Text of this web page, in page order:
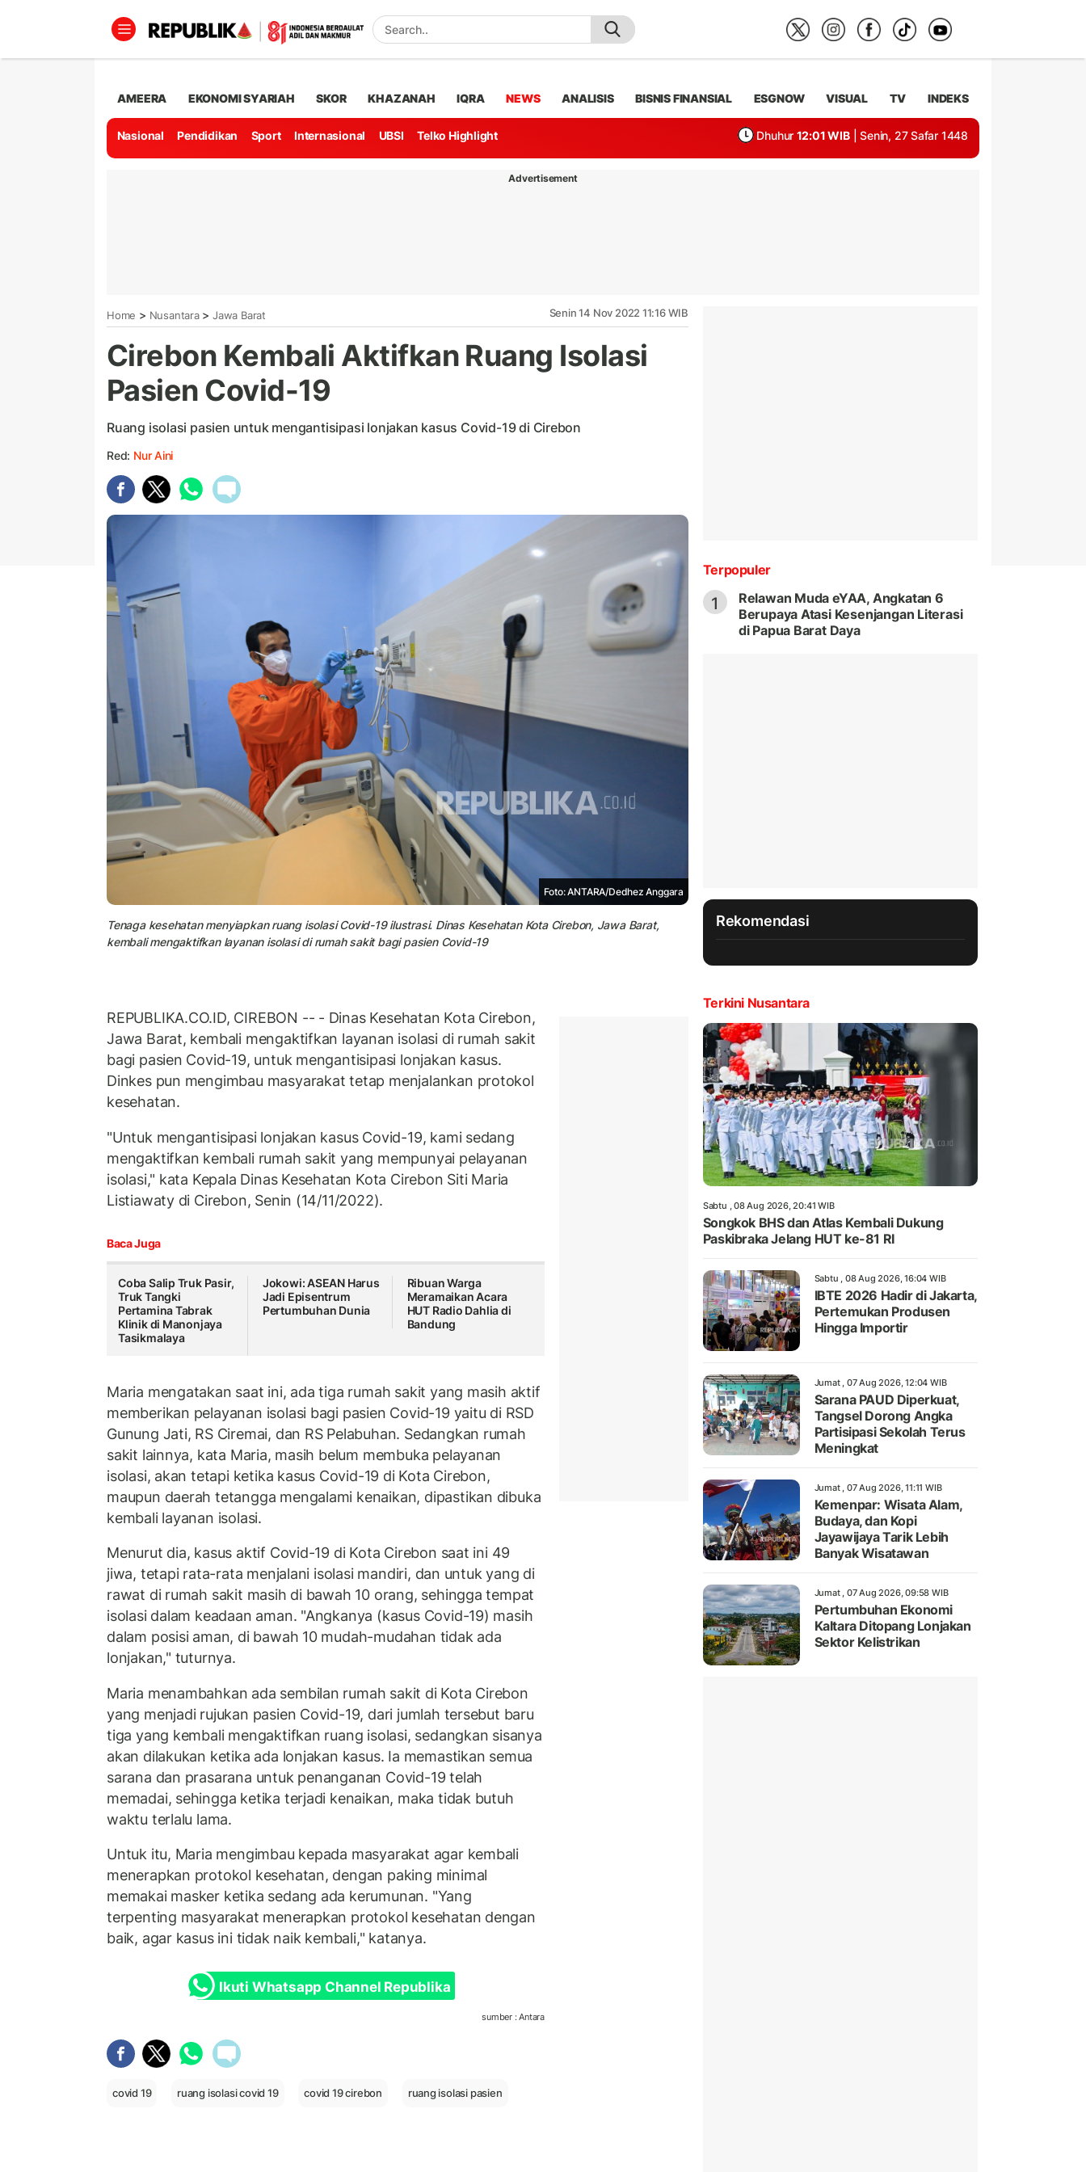
AMEERA EKONOMI SYARIAH SKOR KHAZANAH IQRA NEWS ANALISIS BISNIS FINANSIAL ESGNOW VISUAL TV INDEKS
Nasional Pendidikan Sport Internasional UBSI Telko Highlight Dhuhur 12:01 WIB | Senin, 27 Safar 1448
Advertisement
Home > Nusantara> Jawa Barat Senin 14 Nov 2022 11:16 WIB
Cirebon Kembali Aktifkan Ruang Isolasi
Pasien Covid-19
Ruang isolasi pasien untuk mengantisipasi lonjakan kasus Covid-19 di Cirebon
Red: Nur Aini
Foto: ANTARA/Dedhez Anggara
Tenaga kesehatan menyiapkan ruang isolasi Covid-19 ilustrasi. Dinas Kesehatan Kota Cirebon, Jawa Barat,
kembali mengaktifkan layanan isolasi di rumah sakit bagi pasien Covid-19
REPUBLIKA.CO.ID, CIREBON -- - Dinas Kesehatan Kota Cirebon,
Jawa Barat, kembali mengaktifkan layanan isolasi di rumah sakit
bagi pasien Covid-19, untuk mengantisipasi lonjakan kasus.
Dinkes pun mengimbau masyarakat tetap menjalankan protokol
kesehatan.
"Untuk mengantisipasi lonjakan kasus Covid-19, kami sedang
mengaktifkan kembali rumah sakit yang mempunyai pelayanan
isolasi," kata Kepala Dinas Kesehatan Kota Cirebon Siti Maria
Listiawaty di Cirebon, Senin (14/11/2022).
Baca Juga
Coba Salip Truk Pasir,
Truk Tangki
Pertamina Tabrak
Klinik di Manonjaya
Tasikmalaya
Jokowi: ASEAN Harus
Jadi Episentrum
Pertumbuhan Dunia
Ribuan Warga
Meramaikan Acara
HUT Radio Dahlia di
Bandung
Maria mengatakan saat ini, ada tiga rumah sakit yang masih aktif
memberikan pelayanan isolasi bagi pasien Covid-19 yaitu di RSD
Gunung Jati, RS Ciremai, dan RS Pelabuhan. Sedangkan rumah
sakit lainnya, kata Maria, masih belum membuka pelayanan
isolasi, akan tetapi ketika kasus Covid-19 di Kota Cirebon,
maupun daerah tetangga mengalami kenaikan, dipastikan dibuka
kembali layanan isolasi.
Menurut dia, kasus aktif Covid-19 di Kota Cirebon saat ini 49
jiwa, tetapi rata-rata menjalani isolasi mandiri, dan untuk yang di
rawat di rumah sakit masih di bawah 10 orang, sehingga tempat
isolasi dalam keadaan aman. "Angkanya (kasus Covid-19) masih
dalam posisi aman, di bawah 10 mudah-mudahan tidak ada
lonjakan," tuturnya.
Maria menambahkan ada sembilan rumah sakit di Kota Cirebon
yang menjadi rujukan pasien Covid-19, dari jumlah tersebut baru
tiga yang kembali mengaktifkan ruang isolasi, sedangkan sisanya
akan dilakukan ketika ada lonjakan kasus. Ia memastikan semua
sarana dan prasarana untuk penanganan Covid-19 telah
memadai, sehingga ketika terjadi kenaikan, maka tidak butuh
waktu terlalu lama.
Untuk itu, Maria mengimbau kepada masyarakat agar kembali
menerapkan protokol kesehatan, dengan paking minimal
memakai masker ketika sedang ada kerumunan. "Yang
terpenting masyarakat menerapkan protokol kesehatan dengan
baik, agar kasus ini tidak naik kembali," katanya.
Ikuti Whatsapp Channel Republika
sumber : Antara
covid 19 ruang isolasi covid 19 covid 19 cirebon ruang isolasi pasien
Terpopuler
1
Relawan Muda eYAA, Angkatan 6
Berupaya Atasi Kesenjangan Literasi
di Papua Barat Daya
Rekomendasi
Terkini Nusantara
Sabtu , 08 Aug 2026, 20:41 WIB
Songkok BHS dan Atlas Kembali Dukung
Paskibraka Jelang HUT ke-81 RI
Sabtu , 08 Aug 2026, 16:04 WIB
IBTE 2026 Hadir di Jakarta,
Pertemukan Produsen
Hingga Importir
Jumat , 07 Aug 2026, 12:04 WIB
Sarana PAUD Diperkuat,
Tangsel Dorong Angka
Partisipasi Sekolah Terus
Meningkat
Jumat , 07 Aug 2026, 11:11 WIB
Kemenpar: Wisata Alam,
Budaya, dan Kopi
Jayawijaya Tarik Lebih
Banyak Wisatawan
Jumat , 07 Aug 2026, 09:58 WIB
Pertumbuhan Ekonomi
Kaltara Ditopang Lonjakan
Sektor Kelistrikan